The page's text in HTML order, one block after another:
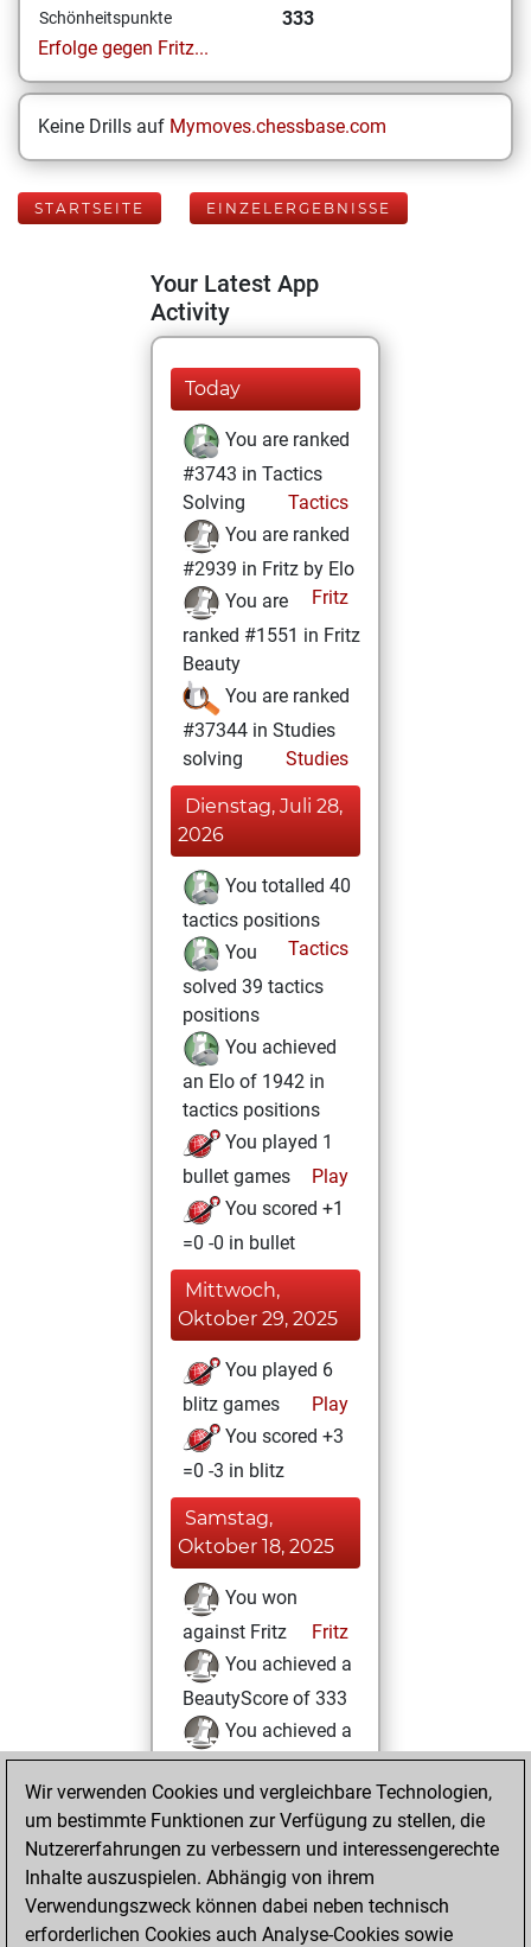
Schönheitspunkte
333
Erfolge gegen Fritz...
Keine Drills auf Mymoves.chessbase.com
STARTSEITE EINZELERGEBNISSE
Your Latest App
Activity
Today
You are ranked
#3743 in Tactics
Solving
Tactics
You are ranked
#2939 in Fritz by Elo
Fritz
You are
ranked #1551 in Fritz
Beauty
You are ranked
#37344 in Studies
solving
Studies
Dienstag, Juli 28,
2026
You totalled 40
tactics positions
Tactics
You
solved 39 tactics
positions
You achieved
an Elo of 1942 in
tactics positions
You played 1
bullet games
Play
You scored +1
=0 -0 in bullet
Mittwoch,
Oktober 29, 2025
You played 6
blitz games
Play
You scored +3
=0 -3 in blitz
Samstag,
Oktober 18, 2025
You won
against Fritz
Fritz
You achieved a
BeautyScore of 333
You achieved a
new Elo of 1640
Dienstag, August
5, 2025
You created
your Studies account
Wir verwenden Cookies und vergleichbare Technologien,
um bestimmte Funktionen zur Verfügung zu stellen, die
Nutzererfahrungen zu verbessern und interessengerechte
Inhalte auszuspielen. Abhängig von ihrem
Verwendungszweck können dabei neben technisch
erforderlichen Cookies auch Analyse-Cookies sowie